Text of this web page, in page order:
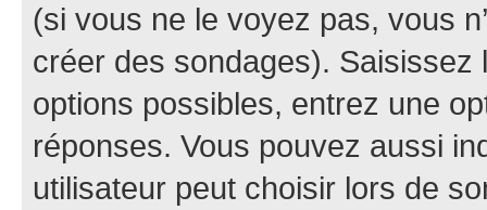
(si vous ne le voyez pas, vous
créer des sondages).
options possibles, entrez une
réponses. Vous pouvez aussi
utilisateur peut choisir lors de